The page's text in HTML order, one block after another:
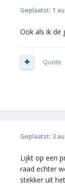
Geplaatst: 1
Ook als ik de
Quote
Geplaatst: 3
Lijkt op een
raad echter
stekker uit